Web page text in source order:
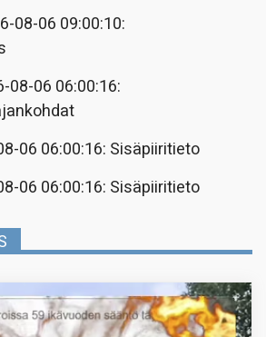
08-06 09:00:10:
08-06 06:00:16:
06 06:00:16: Sisäpiiritieto
06 06:00:16: Sisäpiiritieto